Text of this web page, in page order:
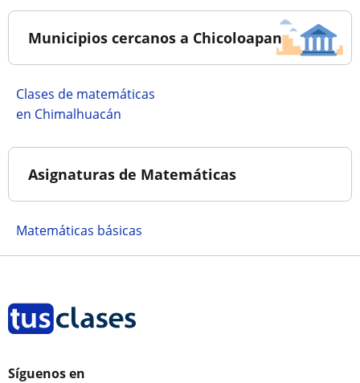
Municipios cercanos a Chicoloapan
Clases de matemáticas
en Chimalhuacán
Asignaturas de Matemáticas
Matemáticas básicas
Síguenos en